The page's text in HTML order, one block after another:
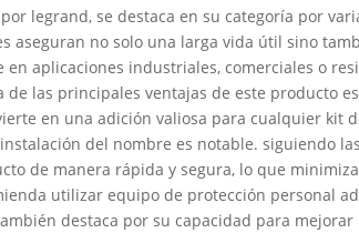
legrand, se destaca en su categoría por
aseguran no solo una larga vida útil sino
en aplicaciones industriales, comerciales o
de las principales ventajas de este producto
en una adición valiosa para cualquier kit
del nombre es notable. siguiendo
de manera rápida y segura, lo que
utilizar equipo de protección personal
destaca por su capacidad para